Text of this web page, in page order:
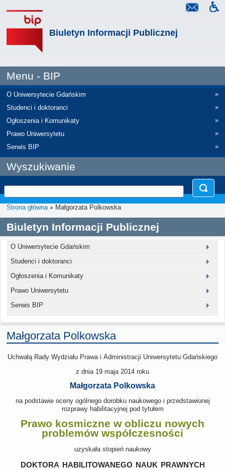
Biuletyn Informacji Publicznej
Menu - BIP
O Uniwersytecie Gdańskim
»
Studenci i doktoranci
»
Ogłoszenia i Komunikaty
»
Prawo Uniwersytetu
»
Serwis BIP
»
Wyszukiwanie
Strona główna» Małgorzata Polkowska
Biuletyn Informacji Publicznej
O Uniwersytecie Gdańskim
Studenci i doktoranci
Ogłoszenia i Komunikaty
Prawo Uniwersytetu
Serwis BIP
Małgorzata Polkowska
Uchwałą Rady Wydziału Prawa i Administracji Uniwersytetu Gdańskiego
z dnia 19 maja 2014 roku
Małgorzata Polkowska
na podstawie oceny ogólnego dorobku naukowego i przedstawionej
rozprawy habilitacyjnej pod tytułem
Prawo kosmiczne w obliczu nowych
problemów współczesności
uzyskała stopień naukowy
doktora habilitowanego nauk prawnych